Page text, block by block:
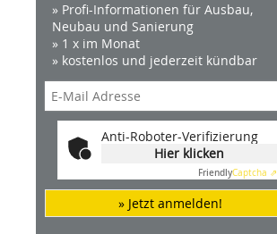
» Profi-Informationen für Ausbau,
Neubau und Sanierung
» 1 x im Monat
» kostenlos und jederzeit kündbar
Anti-Roboter-Verifizierung
Hier klicken
FriendlyCaptcha ⇗
» Jetzt anmelden!